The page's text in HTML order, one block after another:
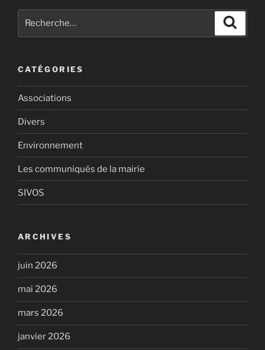
CATÉGORIES
Associations
Divers
Environnement
Les communiqués de la mairie
SIVOS
ARCHIVES
juin 2026
mai 2026
mars 2026
janvier 2026